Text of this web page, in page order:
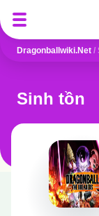
Dragonballwiki.net /
Sinh tồn